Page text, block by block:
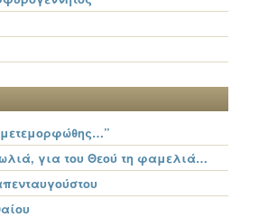
για του Θεού τη φαμελιά…